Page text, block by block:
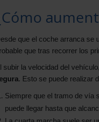
que el coche arranca se
que tras recorrer los
subir la velocidad del
. Esto se puede realizar
Siempre que el tramo de vía
puede llegar hasta que